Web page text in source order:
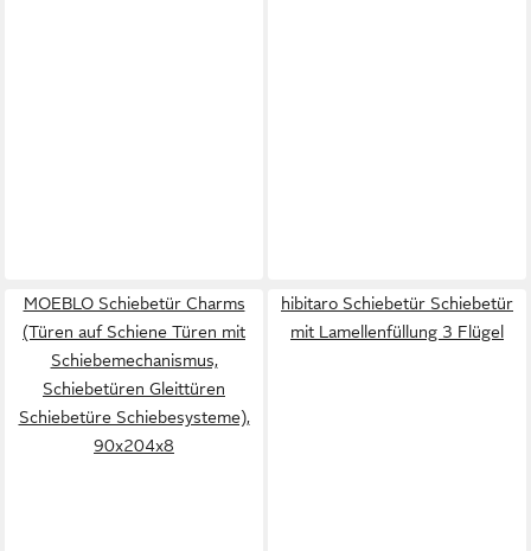
MOEBLO Schiebetür Charms
(Türen auf Schiene Türen mit
Schiebemechanismus,
Schiebetüren Gleittüren
Schiebetüre Schiebesysteme),
90x204x8
hibitaro Schiebetür Schiebetür
mit Lamellenfüllung 3 Flügel